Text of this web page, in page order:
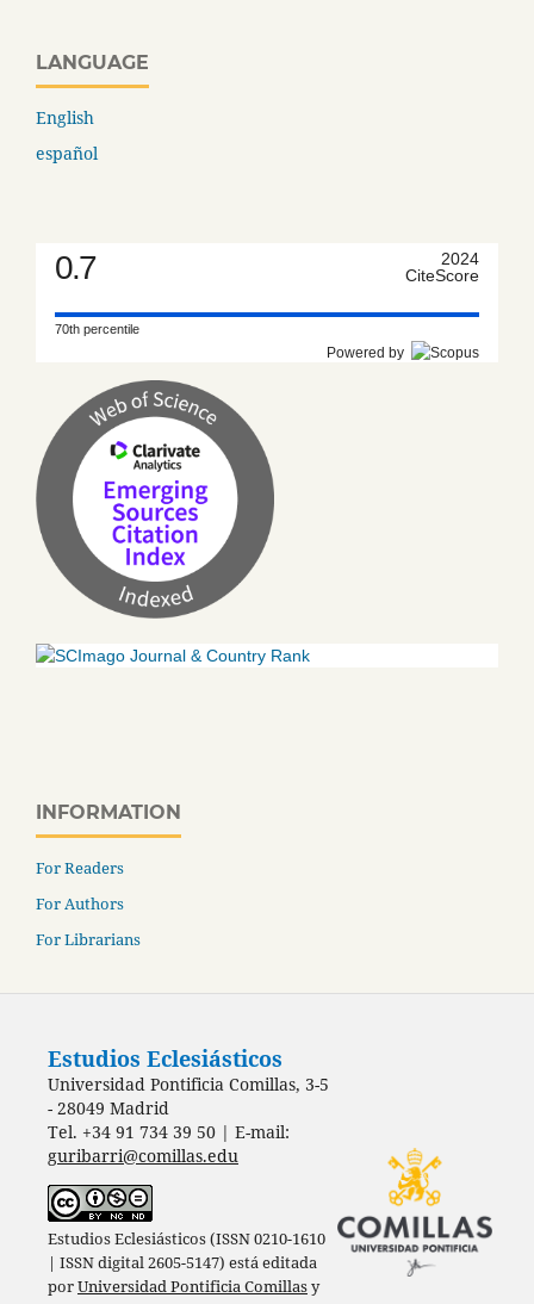
LANGUAGE
English
español
0.7
2024
CiteScore
70th percentile
Powered by
INFORMATION
For Readers
For Authors
For Librarians
Estudios Eclesiásticos
Universidad Pontificia Comillas, 3-5
- 28049 Madrid
Tel. +34 91 734 39 50 | E-mail:
guribarri@comillas.edu
Estudios Eclesiásticos (ISSN 0210-1610
| ISSN digital 2605-5147) está editada
porUniversidad Pontificia Comillasy